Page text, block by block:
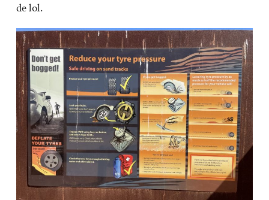
de lol.